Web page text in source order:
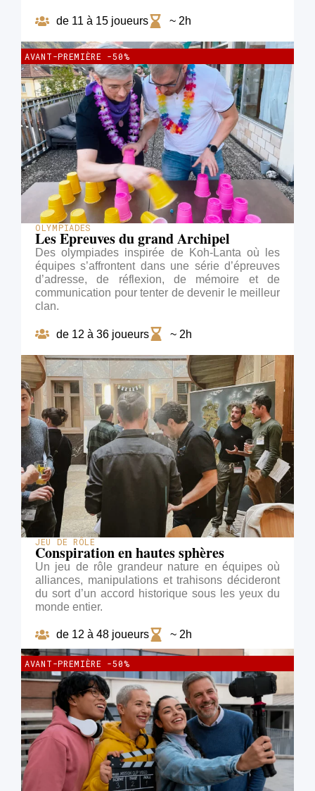
de 11 à 15 joueurs ~ 2h
AVANT-PREMIÈRE -50%
OLYMPIADES
Les Epreuves du grand Archipel
Des olympiades inspirée de Koh-Lanta où les
équipes s’affrontent dans une série d’épreuves
d’adresse, de réflexion, de mémoire et de
communication pour tenter de devenir le meilleur
clan.
de 12 à 36 joueurs ~ 2h
JEU DE RÔLE
Conspiration en hautes sphères
Un jeu de rôle grandeur nature en équipes où
alliances, manipulations et trahisons décideront
du sort d’un accord historique sous les yeux du
monde entier.
de 12 à 48 joueurs ~ 2h
AVANT-PREMIÈRE -50%